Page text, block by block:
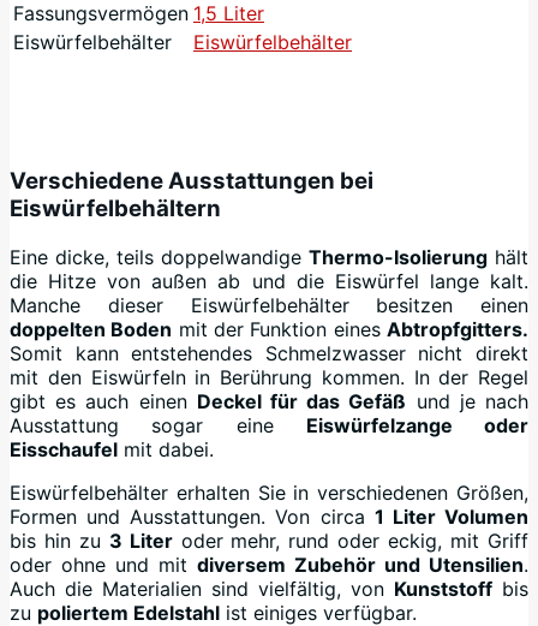
Fassungsvermögen 1,5 Liter
Eiswürfelbehälter
Eiswürfelbehälter
Verschiedene Ausstattungen bei
Eiswürfelbehältern
Eine dicke, teils doppelwandige Thermo-Isolierung hält
die Hitze von außen ab und die Eiswürfel lange kalt.
Manche dieser Eiswürfelbehälter besitzen einen
doppelten Boden mit der Funktion einesAbtropfgitters.
Somit kann entstehendes Schmelzwasser nicht direkt
mit den Eiswürfeln in Berührung kommen. In der Regel
gibt es auch einen Deckel für das Gefäß und je nach
Ausstattung sogar eine Eiswürfelzange oder
Eisschaufel mit dabei.
Eiswürfelbehälter erhalten Sie in verschiedenen Größen,
Formen und Ausstattungen. Von circa 1 Liter Volumen
bis hin zu 3 Literoder mehr, rund oder eckig, mit Griff
oder ohne und mit diversem Zubehör und Utensilien.
Auch die Materialien sind vielfältig, von Kunststoff bis
zu poliertem Edelstahl ist einiges verfügbar.